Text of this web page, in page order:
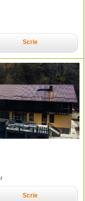
Scrie
Scrie